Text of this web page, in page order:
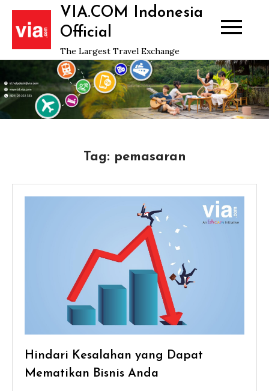
Skip
content
VIA.COM Indonesia
Official
The Largest Travel Exchange
Tag: pemasaran
Hindari Kesalahan yang Dapat
Mematikan Bisnis Anda